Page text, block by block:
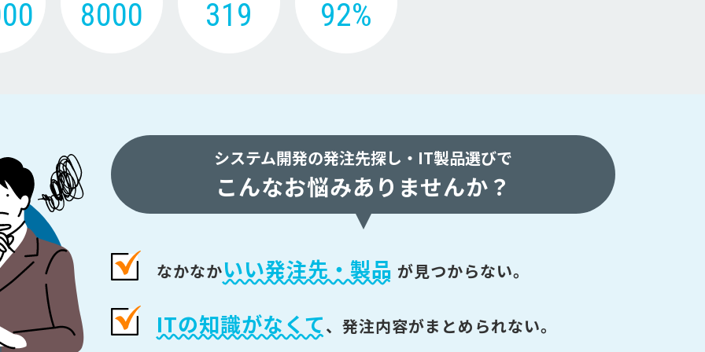
8000 319 92%
システム開発の発注先探し・ IT製品選びで
こんなお悩みありませんか？
なかなかいい発注先・製品 が見つからない。
ITの知識がなくて、 発注内容がまとめられない。